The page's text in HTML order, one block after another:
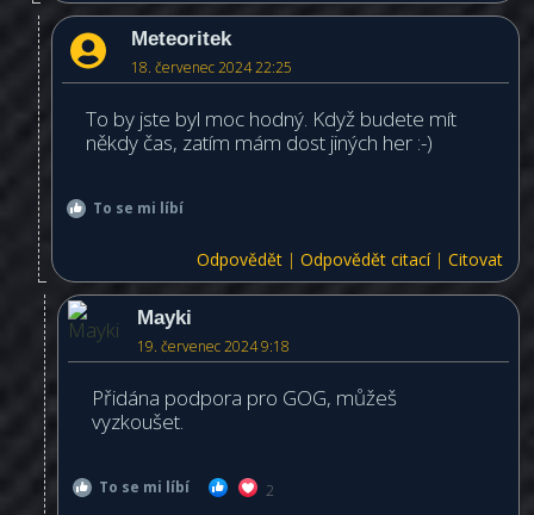
Meteoritek
18. červenec 2024 22:25
To by jste byl moc hodný. Když budete mít
někdy čas, zatím mám dost jiných her :-)
To se mi líbí
Odpovědět | Odpovědět citací| Citovat
Mayki
19. červenec 2024 9:18
Přidána podpora pro GOG, můžeš
vyzkoušet.
To se mi líbí 2